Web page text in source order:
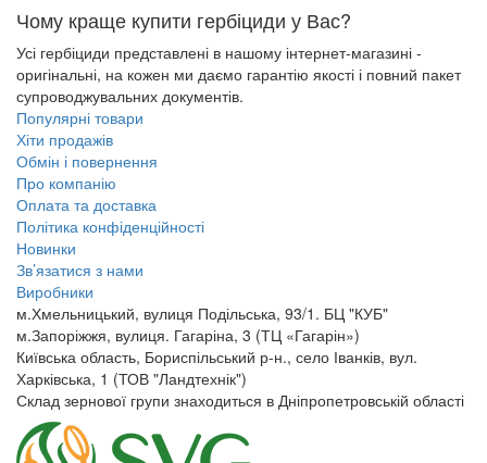
Чому краще купити гербіциди у Вас?
Усі гербіциди представлені в нашому інтернет-магазині -
оригінальні, на кожен ми даємо гарантію якості і повний пакет
супроводжувальних документів.
Популярні товари
Хіти продажів
Обмін і повернення
Про компанію
Оплата та доставка
Політика конфіденційності
Новинки
Зв’язатися з нами
Виробники
м.Хмельницький, вулиця Подільська, 93/1. БЦ "КУБ"
м.Запоріжжя, вулиця. Гагаріна, 3 (ТЦ «Гагарін»)
Київська область, Бориспільський р-н., село Іванків, вул.
Харківська, 1 (ТОВ "Ландтехнік")
Склад зернової групи знаходиться в Дніпропетровській області